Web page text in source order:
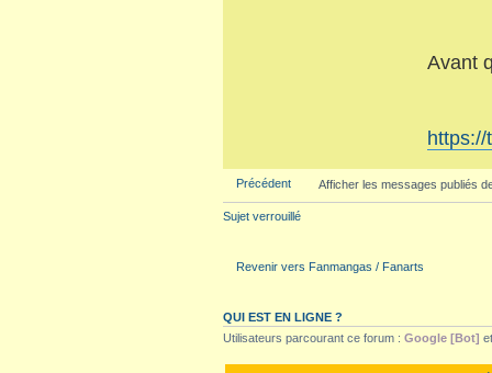
Avant
Précédent Afficher les messages publiés
Sujet verrouillé
Revenir vers Fanmangas / Fanarts
QUI EST EN LIGNE ?
Utilisateurs parcourant ce forum : Google [Bot]